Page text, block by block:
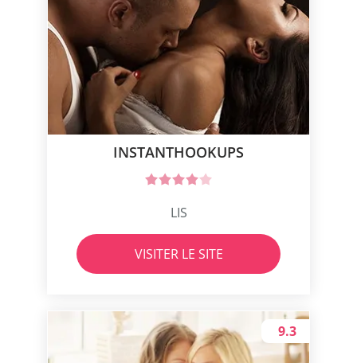
INSTANTHOOKUPS
LIS
VISITER LE SITE
9.3